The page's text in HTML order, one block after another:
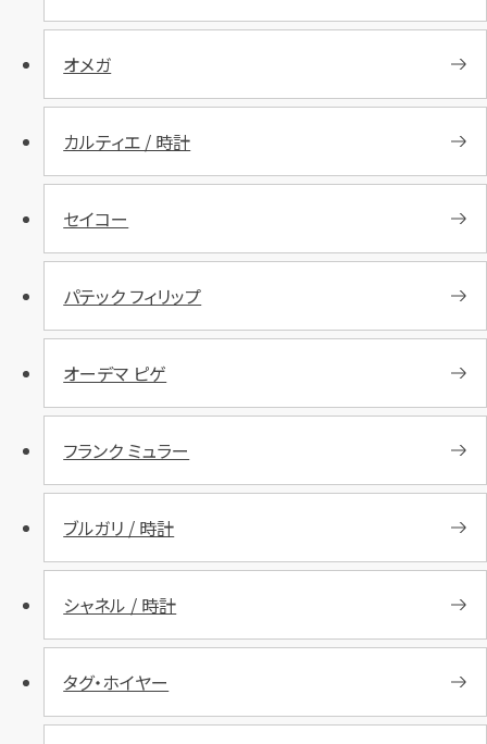
オメガ
カルティエ / 時計
セイコー
パテック フィリップ
オーデマ ピゲ
フランク ミュラー
ブルガリ / 時計
シャネル / 時計
タグ・ホイヤー